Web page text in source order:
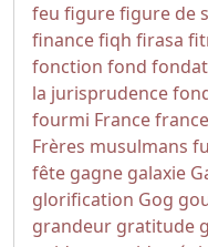
feu figurefigure de
financefiqh firasa
fonction fond
la jurisprudence
fourmi Francefrance
Frères musulmans
fête gagne galaxie
glorification Gog
grandeur gratitude